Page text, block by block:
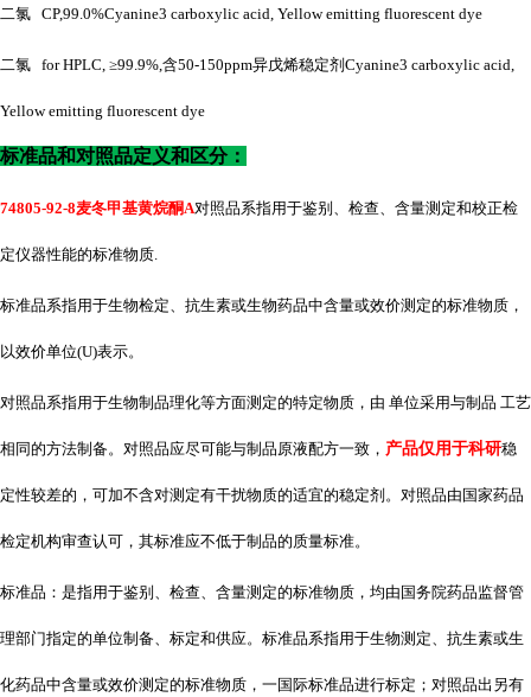
二氯 CP,99.0%Cyanine3 carboxylic acid, Yellow emitting fluorescent dye
二氯 for HPLC, ≥99.9%,含50-150ppm异戊烯稳定剂Cyanine3 carboxylic acid,
Yellow emitting fluorescent dye
标准品和对照品定义和区分：
74805-92-8麦冬甲基黄烷酮A对照品系指用于鉴别、检查、含量测定和校正检
定仪器性能的标准物质.
标准品系指用于生物检定、抗生素或生物药品中含量或效价测定的标准物质，
以效价单位(U)表示。
对照品系指用于生物制品理化等方面测定的特定物质，由 单位采用与制品 工艺
相同的方法制备。对照品应尽可能与制品原液配方一致， 产品仅用于科研稳
定性较差的，可加不含对测定有干扰物质的适宜的稳定剂。对照品由国家药品
检定机构审查认可，其标准应不低于制品的质量标准。
标准品：是指用于鉴别、检查、含量测定的标准物质，均由国务院药品监督管
理部门指定的单位制备、标定和供应。标准品系指用于生物测定、抗生素或生
化药品中含量或效价测定的标准物质，一国际标准品进行标定；对照品出另有